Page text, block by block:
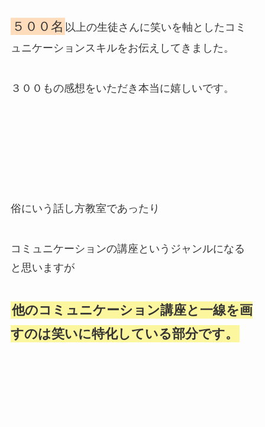
５００名 以上の生徒さんに笑いを軸としたコミ
ュニケーションスキルをお伝えしてきました。
３００もの感想をいただき本当に嬉しいです。
俗にいう話し方教室であったり
コミュニケーションの講座というジャンルになる
と思いますが
他のコミュニケーション講座と一線を画
すのは笑いに特化している部分です。